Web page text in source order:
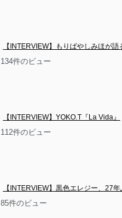
【INTERVIEW】もりばやしみほが
134件のビュー
【INTERVIEW】YOKO.T『La Vida』
112件のビュー
【INTERVIEW】黒色エレジー、27
85件のビュー